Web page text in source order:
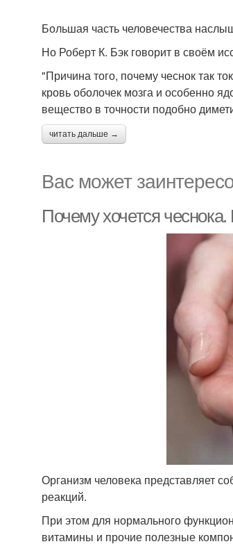
Большая часть человечества
Но Роберт К. Бэк говорит в своём
"Причина того, почему чеснок так
кровь оболочек мозга и особенно
вещество в точности подобно
читать дальше →
Вас может
Почему хочется
Организм человека представляет
реакций.
При этом для нормального
витамины и прочие полезные